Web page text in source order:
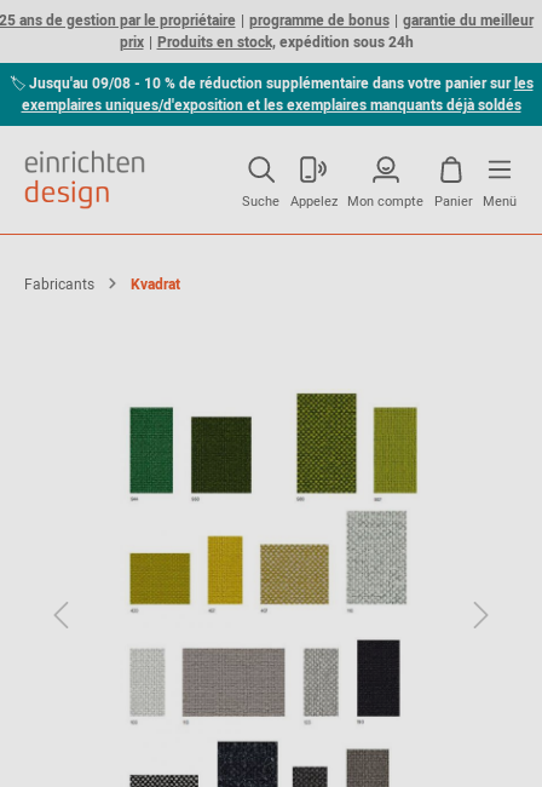
ans de gestion par le propriétaire programme de bonus
garantie du meilleur
prix
Produits en stock,expédition sous 24h
🏷Jusqu'au 09/08 - 10 % de réduction supplémentaire dans votre panier surles
exemplaires uniques/d'exposition et les exemplaires manquants déjà soldés
Suche Appelez Mon compte Panier Menü
Fabricants Kvadrat